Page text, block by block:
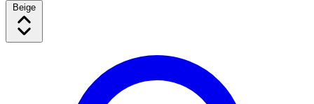
Beige